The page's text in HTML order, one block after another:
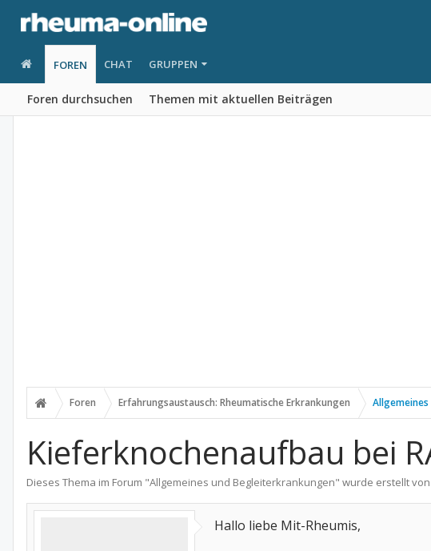
FOREN
Foren durchsuchen Themen mit aktuellen Beiträgen
CHAT GRUPPEN
Foren Erfahrungsaustausch: Rheumatische Erkrankungen
Kieferknochenaufbau bei
Dieses Thema im Forum "Allgemeines und Begleiterkrankungen" wurde erstellt von
Hallo liebe Mit-Rheumis,